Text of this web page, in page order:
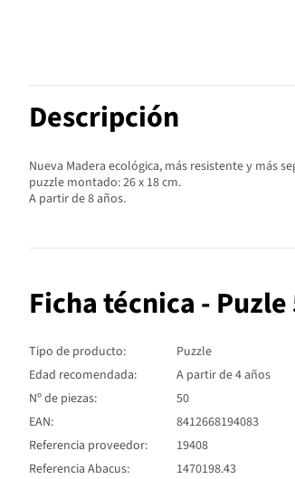
Descripción
Nueva Madera ecológica, más resistente y más
puzzle montado: 26 x 18 cm.
A partir de 8 años.
Ficha técnica -
Tipo de producto:
Puzzle
Edad recomendada:
A partir de 4 años
Nº de piezas:
50
EAN:
8412668194083
Referencia proveedor:
19408
Referencia Abacus:
1470198.43